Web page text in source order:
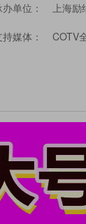
单位： 上海励
媒体： COTV